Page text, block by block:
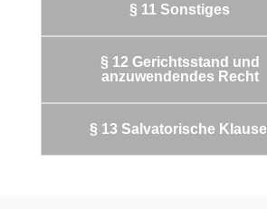
§ 11 Sonstiges
§ 12 Gerichtsstand und
anzuwendendes Recht
§ 13 Salvatorische Klausel